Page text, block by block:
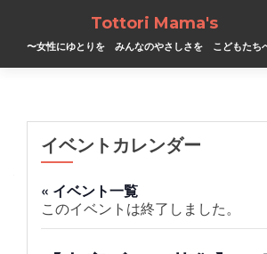
Tottori Mama's
〜女性にゆとりを みんなのやさしさを こどもたち
イベントカレンダー
« イベント一覧
このイベントは終了しました。